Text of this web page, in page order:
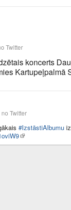
Twitter
koncerts
Kartupeļpalmā
no Twitter
#IzstāstiAlbumu